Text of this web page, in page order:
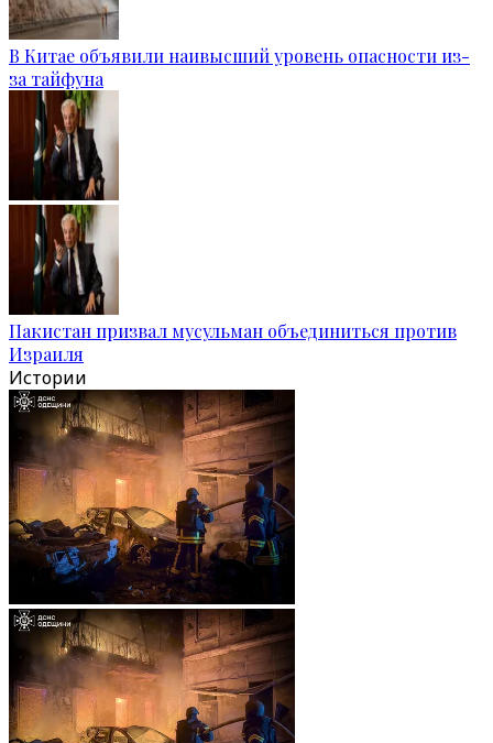
В Китае объявили наивысший уровень опасности из-
за тайфуна
Пакистан призвал мусульман объединиться против
Израиля
Истории